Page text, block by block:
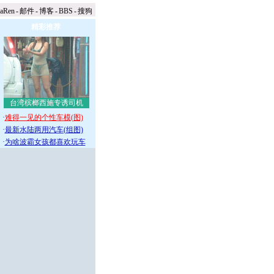
-邮件-博客-BBS -搜狗
精彩推荐
台湾槟榔西施专诱司机
·难得一见的个性车模(图)
·最新水陆两用汽车(组图)
·为啥波霸女孩都喜欢玩车